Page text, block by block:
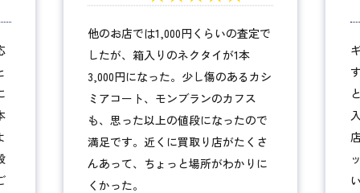
ギラギラしてないあの外観が好きで
す。のれんが大きくて中が見えない
ところはちょっと緊張しましたが、
入ってみれば何てことはなかった。
店員さんもフレンドリーだった。バ
ッグを丁寧に見てくれ、「新品みた
い。人気商品」と、いいお値段付け
てくれました。ありがたいです。